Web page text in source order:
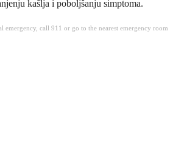
kašlja i poboljšanju simptoma.
call 911 or go to the nearest emergency room